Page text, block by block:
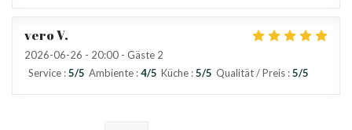
veroV
2026-06-26 - 20:00 - Gäste 2
Service :5/5 Ambiente :4/5 Küche :5/5 Qualität / Preis :5/5